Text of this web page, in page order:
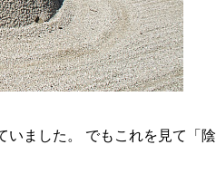
いました。 でもこれを見て「陰